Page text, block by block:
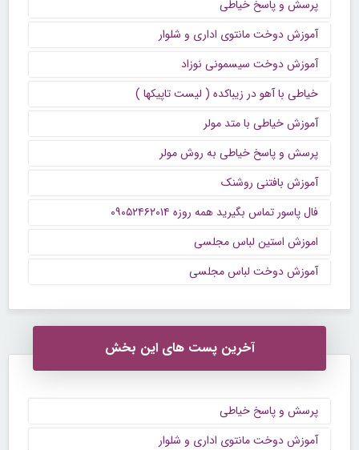
پرسش و پاسخ خیاطی
آموزش دوخت مانتوی اداری و شلوار
آموزش دوخت سیسمونی نوزاد
خیاطی با آهو در زیباکده ( لیست تاپیکها )
آموزش خیاطی با متد مولر
پرسش و پاسخ خیاطی به روش مولر
آموزش بافتنی روشنک
فال پاسور تماس بگیرید همه روزه ۰۹۰۵۲۴۶۲۰۱۴
اموزش استین لباس مجلسی
آموزش دوخت لباس مجلسی
آخرین پست های این بخش
پرسش و پاسخ خیاطی
آموزش دوخت مانتوی اداری و شلوار